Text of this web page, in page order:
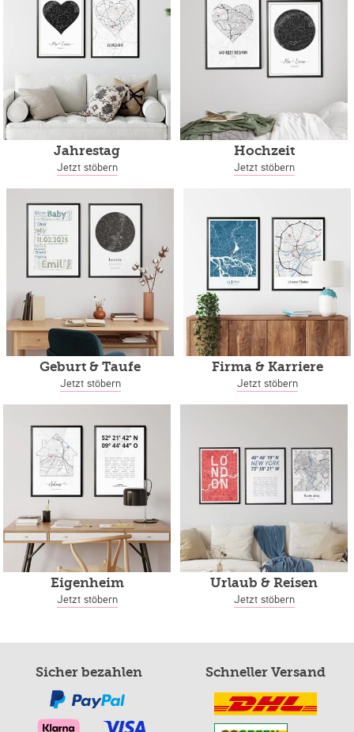
Jahrestag
Jetzt stöbern
Hochzeit
Jetzt stöbern
Geburt & Taufe
Jetzt stöbern
Firma & Karriere
Jetzt stöbern
Eigenheim
Jetzt stöbern
Urlaub & Reisen
Jetzt stöbern
Sicher bezahlen Schneller Versand